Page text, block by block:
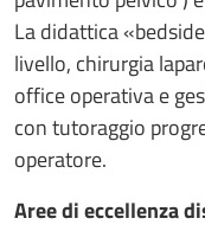
La didattica
livello, chirurgia
office operativa e
con tutoraggio
operatore.
Aree di eccellenza